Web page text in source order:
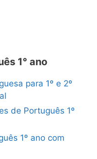
1° ano
para 1º e 2º
de Português 1º
1º ano com